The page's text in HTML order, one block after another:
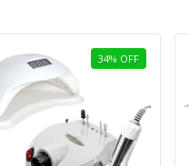
34% OFF